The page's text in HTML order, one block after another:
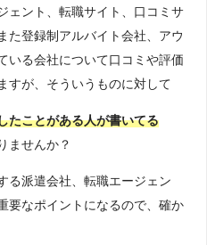
ェント、転職サイト、口コミサ
た登録制アルバイト会社、アウ
いる会社について口コミや評価
すが、そういうものに対して
たことがある人が書いてる
ませんか？
る派遣会社、転職エージェン
要なポイントになるので、確か